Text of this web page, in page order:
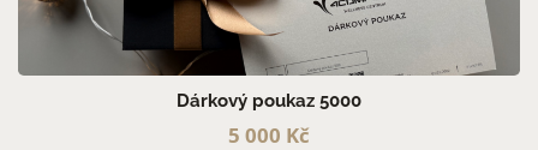
Dárkový poukaz 5000
5 000 Kč